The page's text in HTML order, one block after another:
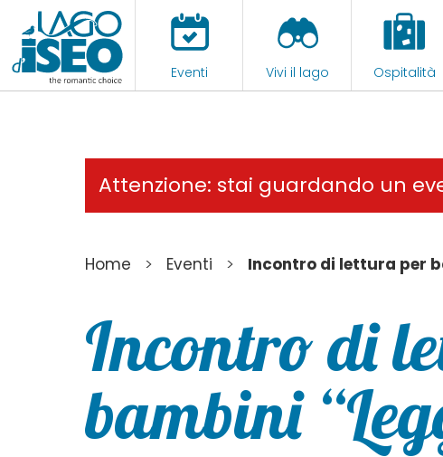
Eventi Vivi il lago Ospitalità
Attenzione: stai guardando un
Home > Eventi > Incontro di lettura per
Incontro di
bambini